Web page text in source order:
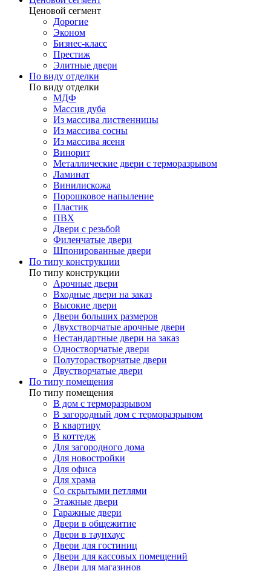
Ценовой сегмент
Дорогие
Эконом
Бизнес-класс
Престиж
Элитные двери
По виду отделки
По виду отделки
МДФ
Массив дуба
Из массива лиственницы
Из массива сосны
Из массива ясеня
Винорит
Металлические двери с терморазрывом
Ламинат
Винилискожа
Порошковое напыление
Пластик
ПВХ
Двери с резьбой
Филенчатые двери
Шпонированные двери
По типу конструкции
По типу конструкции
Арочные двери
Входные двери на заказ
Высокие двери
Двери больших размеров
Двухстворчатые арочные двери
Нестандартные двери на заказ
Одностворчатые двери
Полуторастворчатые двери
Двустворчатые двери
По типу помещения
По типу помещения
В дом с терморазрывом
В загородный дом с терморазрывом
В квартиру
В коттедж
Для загородного дома
Для новостройки
Для офиса
Для храма
Со скрытыми петлями
Этажные двери
Гаражные двери
Двери в общежитие
Двери в таунхаус
Двери для гостиниц
Двери для кассовых помещений
Двери для магазинов